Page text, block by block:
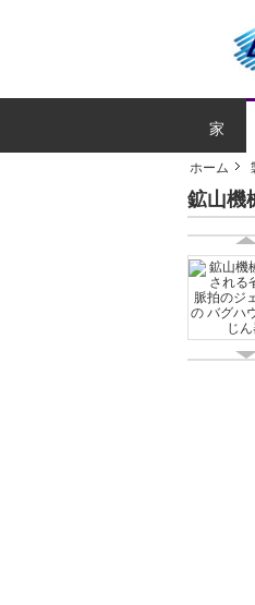
家
ホーム
鉱山機